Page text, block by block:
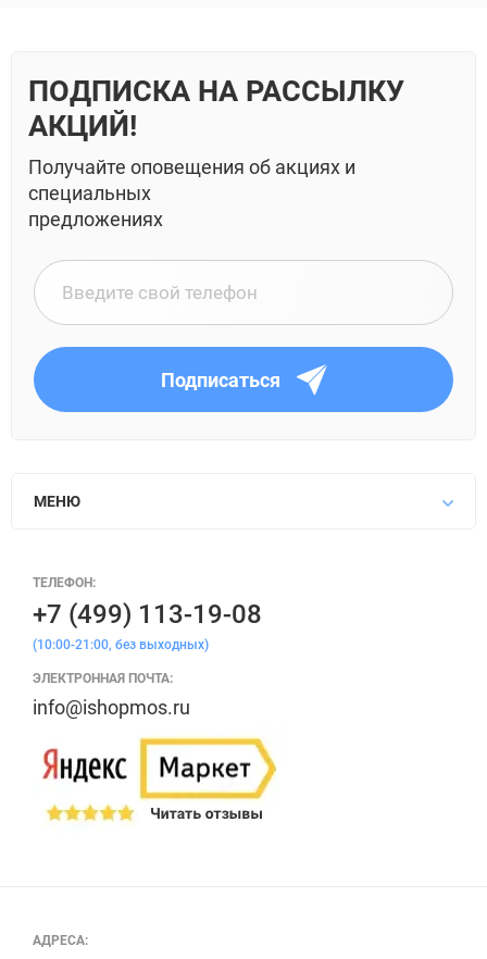
ПОДПИСКА НА РАССЫЛКУ
АКЦИЙ!
Получайте оповещения об акциях и
специальных
предложениях
Подписаться
МЕНЮ
АДРЕСА:
ТЕЛЕФОН:
+7 (499) 113-19-08
(10:00-21:00, без выходных)
ЭЛЕКТРОННАЯ ПОЧТА:
info@ishopmos.ru